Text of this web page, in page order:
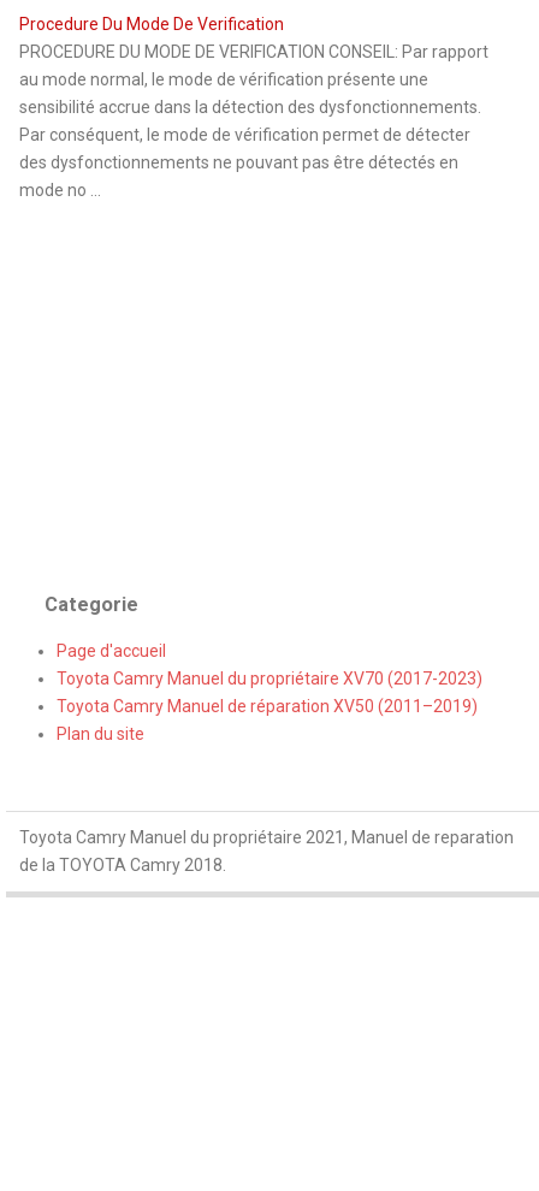
Procedure Du Mode De Verification
PROCEDURE DU MODE DE VERIFICATION CONSEIL: Par rapport
au mode normal, le mode de vérification présente une
sensibilité accrue dans la détection des dysfonctionnements.
Par conséquent, le mode de vérification permet de détecter
des dysfonctionnements ne pouvant pas être détectés en
mode no ...
Categorie
Page d'accueil
Toyota Camry Manuel du propriétaire XV70 (2017-2023)
Toyota Camry Manuel de réparation XV50 (2011–2019)
Plan du site
Toyota Camry Manuel du propriétaire 2021, Manuel de reparation
de la TOYOTA Camry 2018.